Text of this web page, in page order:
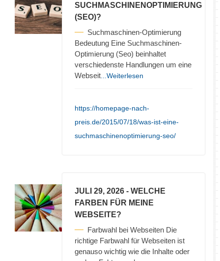
SUCHMASCHINENOPTIMIERUNG
(SEO)?
Suchmaschinen-Optimierung
Bedeutung Eine Suchmaschinen-
Optimierung (Seo) beinhaltet
verschiedenste Handlungen um eine
Webseit ...Weiterlesen
https://homepage-nach-
preis.de/2015/07/18/was-ist-eine-
suchmaschinenoptimierung-seo/
JULI 29, 2026 - WELCHE
FARBEN FÜR MEINE
WEBSEITE?
Farbwahl bei Webseiten Die
richtige Farbwahl für Webseiten ist
genauso wichtig wie die Inhalte oder